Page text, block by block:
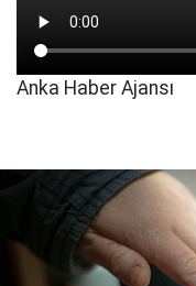
Anka Haber Ajansı